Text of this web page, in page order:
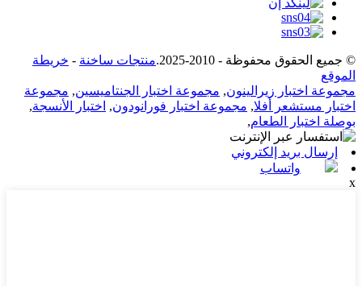
© جميع الحقوق محفوظة - 2010-2025. منتجات ساخنة - خريطة
الموقع
مجموعة اختبار زيرالينون, مجموعة اختبار الجنتاميسين, مجموعة
اختبار مستشعر أفلا, مجموعة اختبار فورانودون, اختبار الأنسجة,
بوصلة اختبار الطعام,
إرسال بريد إلكتروني
واتساب
x